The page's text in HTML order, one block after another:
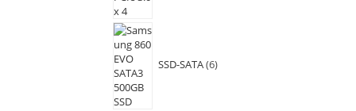
SSD-SATA 6